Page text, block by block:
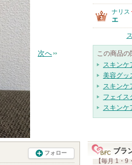
次へ
フォロー
ナリス
エ
この商品の
スキンケ
美容グッ
スキンケ
フェイス
スキンケ
ブラ
【毎月 1・9